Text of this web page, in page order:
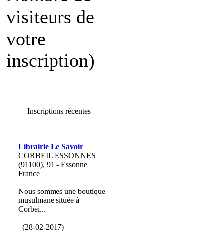
visiteurs de
votre
inscription)
Inscriptions récentes
Librairie Le Savoir
CORBEIL ESSONNES
(91100), 91 - Essonne
France
Nous sommes une boutique
musulmane située à
Corbei...
(28-02-2017)